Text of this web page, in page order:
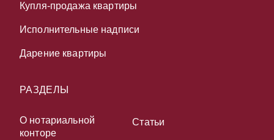
Купля-продажа квартиры
Исполнительные надписи
Дарение квартиры
РАЗДЕЛЫ
О нотариальной
конторе
Статьи